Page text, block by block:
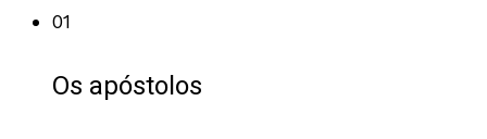
01
Os apóstolos